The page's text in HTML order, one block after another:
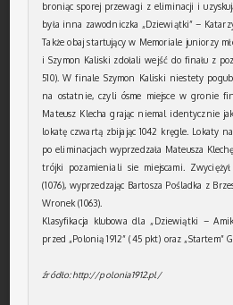
broniąc sporej przewagi z eliminacji i
była inna zawodniczka „Dziewiątki” –
Także obaj startujący w Memoriale juniorzy
i Szymon Kaliski zdołali wejść do finału z
510). W finale Szymon Kaliski niestety
na ostatnie, czyli ósme miejsce w gronie
Mateusz Klecha grając niemal identycznie
lokatę czwartą zbijając 1042 kręgle. Lokaty
po eliminacjach wyprzedzała Mateusza
trójki pozamieniali sie miejscami.
(1076), wyprzedzając Bartosza Pośladka z
Wronek (1063).
Klasyfikacja klubowa dla „Dziewiątki –
przed „Polonią 1912” (45 pkt) oraz „Startem”
źródło: http://polonia1912.pl/